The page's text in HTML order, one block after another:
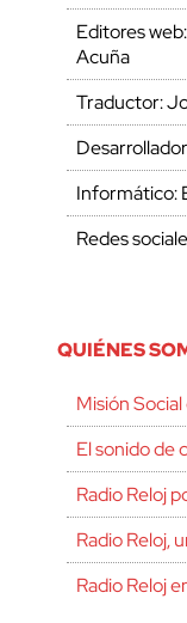
Editores
Acuña
Traductor:
Informático:
Redes
QUIÉNES
Misión
El sonido de
Radio Reloj
Radio Reloj,
Radio Reloj